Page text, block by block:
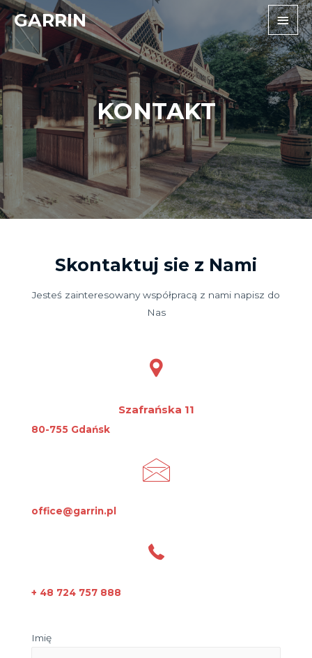
Skip
to
content
GARRIN
Main
KONTAKT
Skontaktuj sie z Nami
Jesteś zainteresowany współpracą z nami napisz do
Nas
Szafrańska 11
80-755 Gdańsk
office@garrin.pl
+ 48 724 757 888
Imię